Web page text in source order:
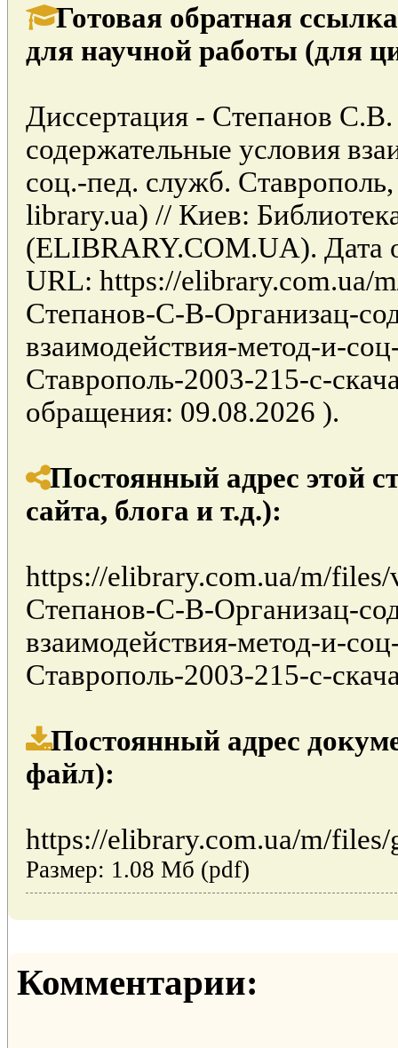
Готовая обратная
для научной работы (для
Диссертация - Степанов
содержательные условия
соц.-пед. служб.
library.ua) // Киев:
(ELIBRARY.COM.UA). Дата
URL: https://elibrary.com.ua/
Степанов-С-В-Организац-
взаимодействия-метод-и-
Ставрополь-2003-215-с-
обращения: 09.08.2026 ).
Постоянный адрес этой
сайта, блога и т.д.):
https://elibrary.com.ua/m/
Степанов-С-В-Организац-
взаимодействия-метод-и-
Ставрополь-2003-215-с-
Постоянный адрес
файл):
https://elibrary.com.ua/m/
Размер: 1.08 Мб (pdf)
Комментарии: